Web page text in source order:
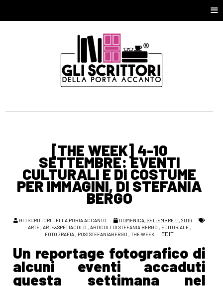
≡
[THE WEEK] 4-10
SETTEMBRE: EVENTI
CULTURALI E DI COSTUME
PER IMMAGINI, DI STEFANIA
BERGO
GLI SCRITTORI DELLA PORTA ACCANTO
DOMENICA, SETTEMBRE 11, 2016
ARTE, ARTE&SPETTACOLO , ARTICOLI DI STEFANIA BERGO , EDITORIALE,
FOTOGRAFIA , POSTSTEFANIABERGO ,THE WEEK EDIT
Un reportage fotografico di
alcuni eventi accaduti
questa settimana nel